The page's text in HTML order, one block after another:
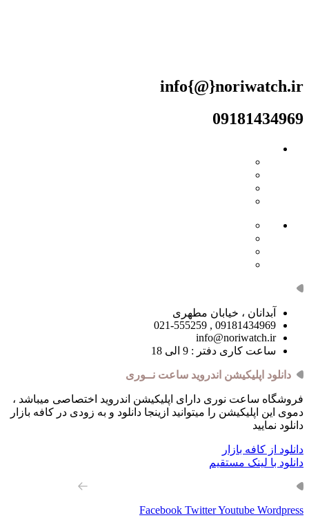
info{@}noriwatch.ir
09181434969
آبدانان ، خیابان مطهری
09181434969 , 021-555259
info@noriwatch.ir
ساعت کاری دفتر : 9 الی 18
دانلود اپلیکیشن اندروید ساعت نــوری
فروشگاه ساعت نوری دارای اپلیکیشن اندروید اختصاصی میباشد ،
دموی این اپلیکیشن را میتوانید ازینجا دانلود و به زودی در کافه بازار
دانلود نمایید
دانلود از کافه بازار
دانلود با لینک مستقیم
Facebook TwitterYoutube Wordpress